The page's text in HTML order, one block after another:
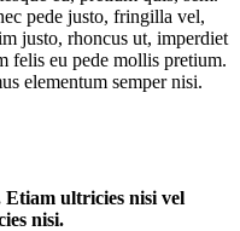
pede justo, fringilla vel,
justo, rhoncus ut, imperdiet
felis eu pede mollis pretium.
elementum semper nisi.
ultricies nisi vel
nisi.